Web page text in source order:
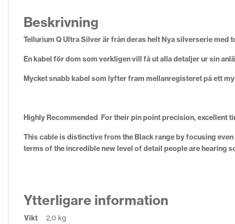
Beskrivning
Tellurium Q Ultra Silver är från deras helt Nya silverserie med
En kabel för dom som verkligen vill få ut alla detaljer ur sin
Mycket snabb kabel som lyfter fram mellanregisteret på ett
Highly Recommended For their pin point precision, excellent
This cable is distinctive from the Black range by focusing
terms of the incredible new level of detail people are hearing
Ytterligare information
Vikt 2,0 kg